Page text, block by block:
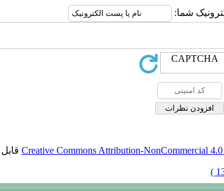
شما:
Creative Commons Attribution-NonCommercial